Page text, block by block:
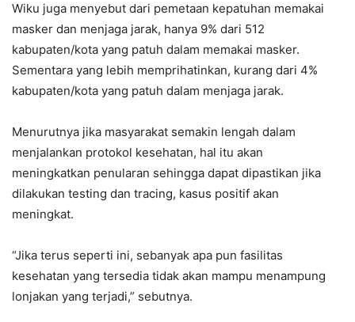
Wiku juga menyebut dari pemetaan kepatuhan memakai
masker dan menjaga jarak, hanya 9% dari 512
kabupaten/kota yang patuh dalam memakai masker.
Sementara yang lebih memprihatinkan, kurang dari 4%
kabupaten/kota yang patuh dalam menjaga jarak.
Menurutnya jika masyarakat semakin lengah dalam
menjalankan protokol kesehatan, hal itu akan
meningkatkan penularan sehingga dapat dipastikan jika
dilakukan testing dan tracing, kasus positif akan
meningkat.
“Jika terus seperti ini, sebanyak apa pun fasilitas
kesehatan yang tersedia tidak akan mampu menampung
lonjakan yang terjadi,” sebutnya.